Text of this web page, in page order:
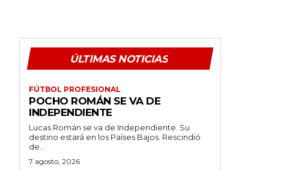
ÚLTIMAS NOTICIAS
FÚTBOL PROFESIONAL
POCHO ROMÁN SE VA DE
INDEPENDIENTE
Lucas Román se va de Independiente. Su
destino estará en los Países Bajos. Rescindió
de...
7 agosto, 2026